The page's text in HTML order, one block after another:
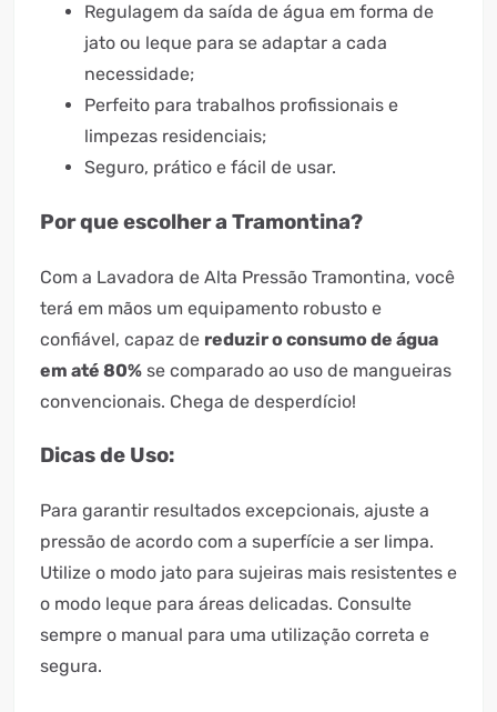
Regulagem da saída de água em forma de
jato ou leque para se adaptar a cada
necessidade;
Perfeito para trabalhos profissionais e
limpezas residenciais;
Seguro, prático e fácil de usar.
Por que escolher a Tramontina?
Com a Lavadora de Alta Pressão Tramontina, você
terá em mãos um equipamento robusto e
confiável, capaz de reduzir o consumo de água
em até 80% se comparado ao uso de mangueiras
convencionais. Chega de desperdício!
Dicas de Uso:
Para garantir resultados excepcionais, ajuste a
pressão de acordo com a superfície a ser limpa.
Utilize o modo jato para sujeiras mais resistentes e
o modo leque para áreas delicadas. Consulte
sempre o manual para uma utilização correta e
segura.